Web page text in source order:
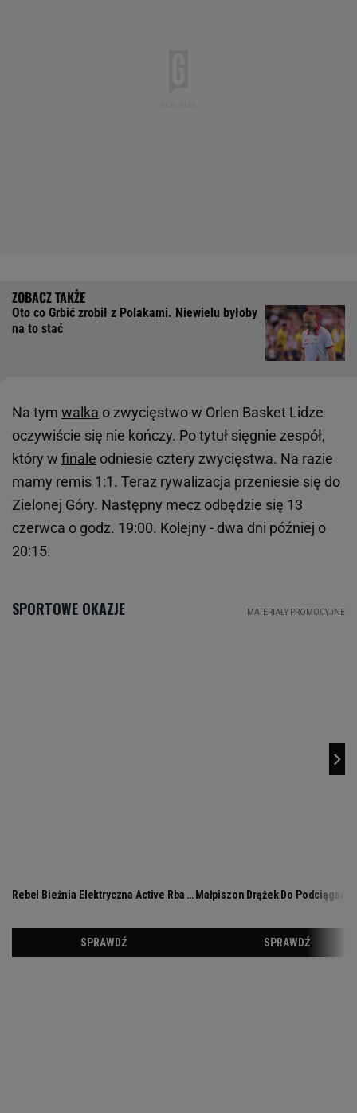
Oto co Grbić zrobił z Polakami. Niewielu byłoby
na to stać
Na tym walka o zwycięstwo w Orlen Basket Lidze
oczywiście się nie kończy. Po tytuł sięgnie zespół,
który w finale odniesie cztery zwycięstwa. Na razie
mamy remis 1:1. Teraz rywalizacja przeniesie się do
Zielonej Góry. Następny mecz odbędzie się 13
czerwca o godz. 19:00. Kolejny - dwa dni później o
20:15.